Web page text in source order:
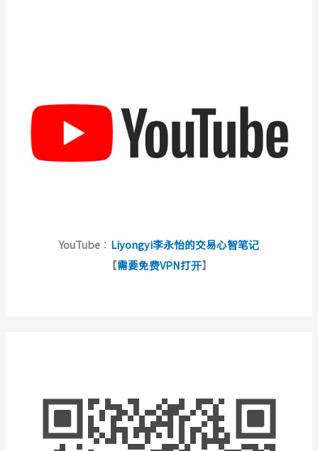
YouTube ： Liyongyi李永怡的交易心智笔记
【需要免费VPN打开】